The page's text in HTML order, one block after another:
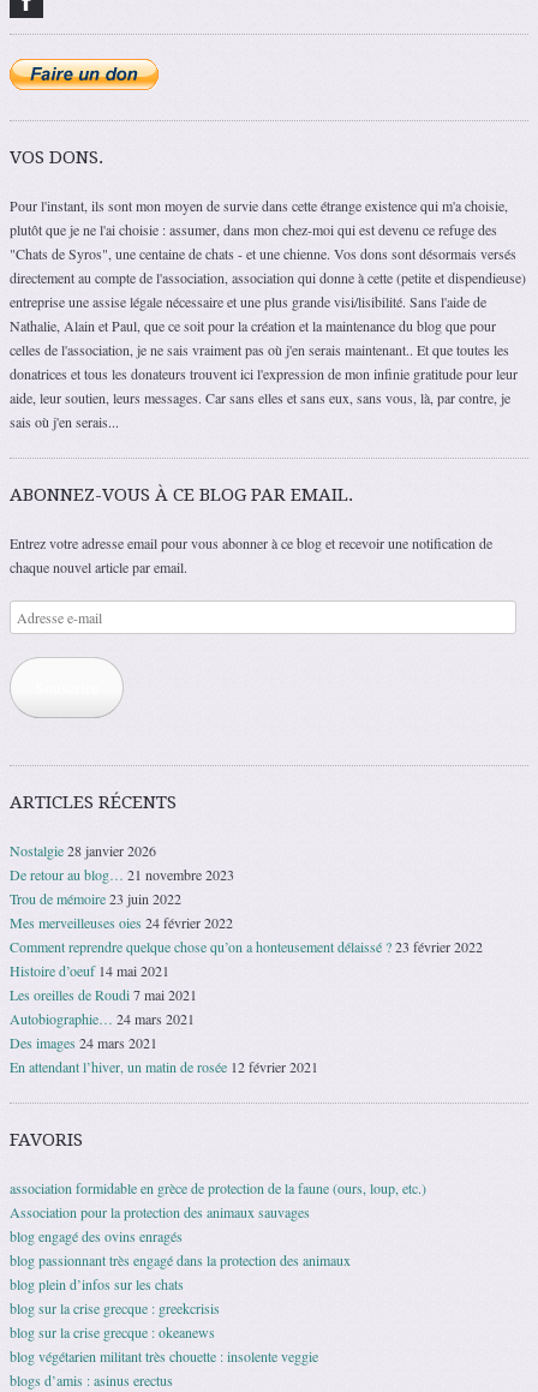
VOS DONS.
Pour l'instant, ils sont mon moyen de survie dans cette étrange existence qui m'a choisie,
plutôt que je ne l'ai choisie : assumer, dans mon chez-moi qui est devenu ce refuge des
"Chats de Syros", une centaine de chats - et une chienne. Vos dons sont désormais versés
directement au compte de l'association, association qui donne à cette (petite et dispendieuse)
entreprise une assise légale nécessaire et une plus grande visi/lisibilité. Sans l'aide de
Nathalie, Alain et Paul, que ce soit pour la création et la maintenance du blog que pour
celles de l'association, je ne sais vraiment pas où j'en serais maintenant.. Et que toutes les
donatrices et tous les donateurs trouvent ici l'expression de mon infinie gratitude pour leur
aide, leur soutien, leurs messages. Car sans elles et sans eux, sans vous, là, par contre, je
sais où j'en serais...
ABONNEZ-VOUS À CE BLOG PAR EMAIL.
Entrez votre adresse email pour vous abonner à ce blog et recevoir une notification de
chaque nouvel article par email.
Adresse
e-
mail
ARTICLES RÉCENTS
Nostalgie28 janvier 2026
De retour au blog… 21 novembre 2023
Trou de mémoire23 juin 2022
Mes merveilleuses oies 24 février 2022
Comment reprendre quelque chose qu’on a honteusement délaissé ?23 février 2022
Histoire d’oeuf 14 mai 2021
Les oreilles de Roudi7 mai 2021
Autobiographie…
24 mars 2021
Des images 24 mars 2021
En attendant l’hiver, un matin de rosée 12 février 2021
FAVORIS
association formidable en grèce de protection de la faune (ours, loup, etc.)
Association pour la protection des animaux sauvages
blog engagé des ovins enragés
blog passionnant très engagé dans la protection des animaux
blog plein d’infos sur les chats
blog sur la crise grecque : greekcrisis
blog sur la crise grecque : okeanews
blog végétarien militant très chouette : insolente veggie
blogs d’amis : asinus erectus